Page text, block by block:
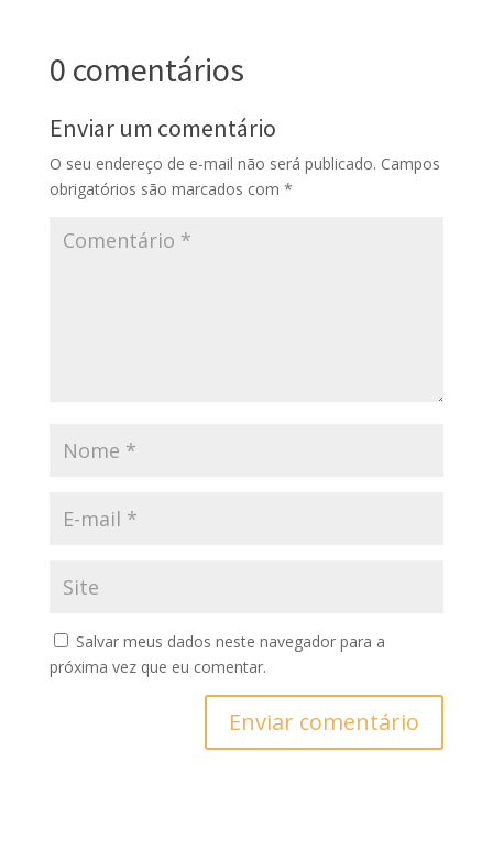
0 comentários
Enviar um comentário
O seu endereço de e-mail não será publicado. Campos
obrigatórios são marcados com *
Salvar meus dados neste navegador para a
próxima vez que eu comentar.
Enviar comentário